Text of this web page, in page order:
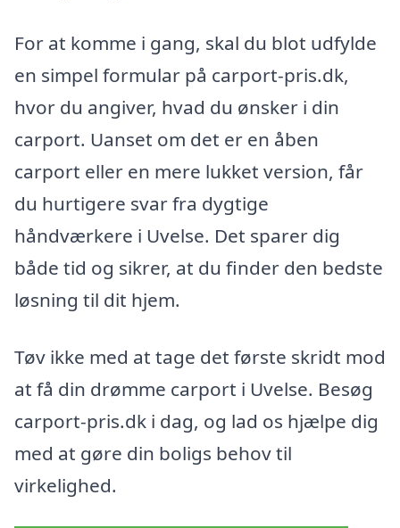
For at komme i gang, skal du blot udfylde
en simpel formular på carport-pris.dk,
hvor du angiver, hvad du ønsker i din
carport. Uanset om det er en åben
carport eller en mere lukket version, får
du hurtigere svar fra dygtige
håndværkere i Uvelse. Det sparer dig
både tid og sikrer, at du finder den bedste
løsning til dit hjem.
Tøv ikke med at tage det første skridt mod
at få din drømme carport i Uvelse. Besøg
carport-pris.dk i dag, og lad os hjælpe dig
med at gøre din boligs behov til
virkelighed.